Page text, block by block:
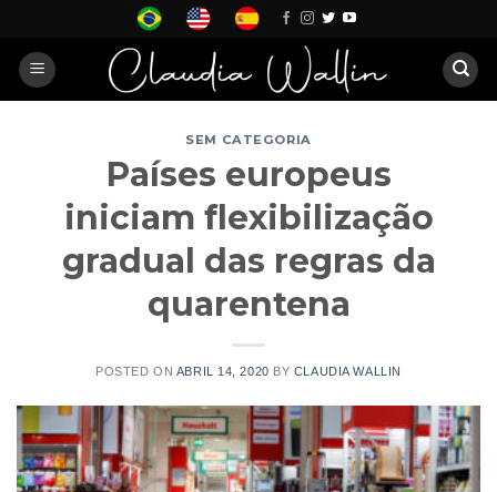
content
SEM CATEGORIA
Países europeus
iniciam flexibilização
gradual das regras da
quarentena
POSTED ON ABRIL 14, 2020 BY CLAUDIA WALLIN